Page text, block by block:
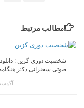
مطالب مرتبط
شخصیت دوری گزین : دانلود
صوتی سخنرانی دکتر
آگوست 18,